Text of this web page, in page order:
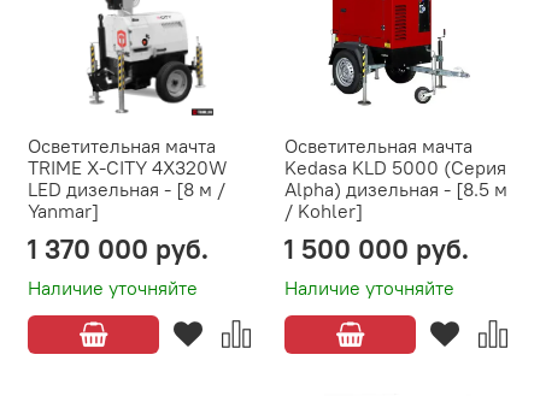
Осветительная мачта
TRIME X-CITY 4X320W
LED дизельная - [8 м /
Yanmar]
Наличие уточняйте
1 370 000 руб.
Осветительная мачта
Kedasa KLD 5000 (Серия
Alpha) дизельная - [8.5 м
/ Kohler]
Наличие уточняйте
1 500 000 руб.